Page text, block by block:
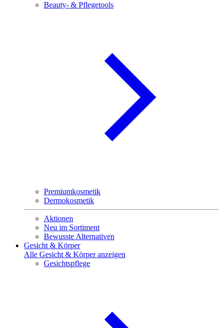
Beauty- & Pflegetools
Premiumkosmetik
Dermokosmetik
Aktionen
Neu im Sortiment
Bewusste Alternativen
Gesicht & Körper
Alle Gesicht & Körper anzeigen
Gesichtspflege